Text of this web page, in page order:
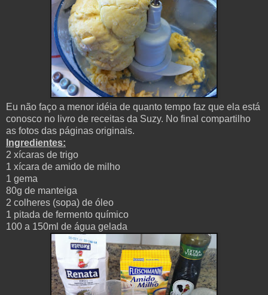
Eu não faço a menor idéia de quanto tempo faz que ela está
conosco no livro de receitas da Suzy. No final compartilho
as fotos das páginas originais.
Ingredientes:
2 xícaras de trigo
1 xícara de amido de milho
1 gema
80g de manteiga
2 colheres (sopa) de óleo
1 pitada de fermento químico
100 a 150ml de água gelada